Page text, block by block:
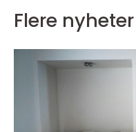
Flere nyheter